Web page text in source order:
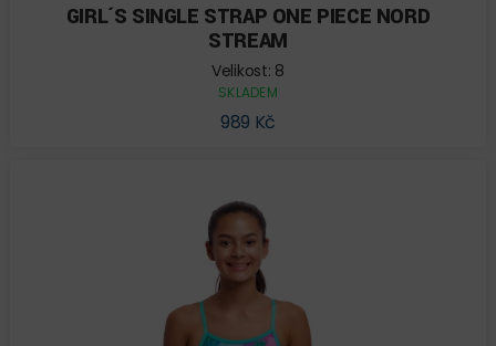
GIRL´S SINGLE STRAP ONE PIECE NORD
STREAM
Velikost: 8
SKLADEM
989 Kč